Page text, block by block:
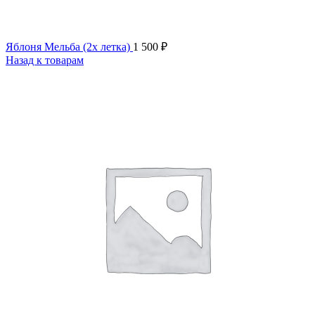
Яблоня Мельба (2х летка) 1 500 ₽
Назад к товарам